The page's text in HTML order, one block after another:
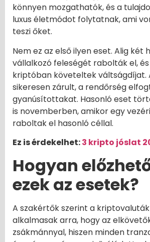
könnyen mozgathatók, és a
luxus életmódot folytatnak, ami
teszi őket.
Nem ez az első ilyen eset. Alig két
vállalkozó feleségét rabolták el,
kriptóban követeltek váltságdíjat.
sikeresen zárult, a rendőrség
gyanúsítottakat. Hasonló eset
is novemberben, amikor egy
raboltak el hasonló céllal.
Ez is érdekelhet:3 kripto jóslat
Hogyan
ezek az esetek?
A szakértők szerint a
alkalmasak arra, hogy az
zsákmánnyal, hiszen minden